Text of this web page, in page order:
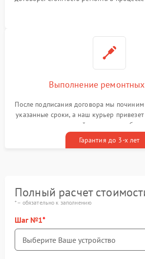
Выполнение
После подписания договора мы починим
указанные сроки, а наш курьер
гарантийным талоном
Гарантия до 3-х лет
Полный расчет
* – обязательно к заполнению
Шаг №1